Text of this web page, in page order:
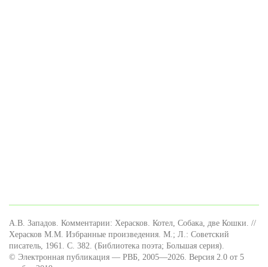
А.В. Западов. Комментарии: Херасков. Котел, Собака, две Кошки. //
Херасков М.М. Избранные произведения. М.; Л.: Советский
писатель, 1961. С. 382. (Библиотека поэта; Большая серия).
© Электронная публикация — РВБ, 2005—2026. Версия 2.0 от 5